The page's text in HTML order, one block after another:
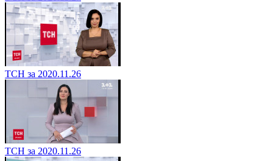
ТСН за 2020.11.26
ТСН за 2020.11.26